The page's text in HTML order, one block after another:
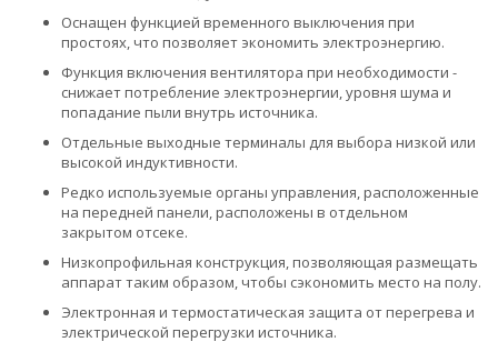
Оснащен функцией временного выключения при
простоях, что позволяет экономить электроэнергию.
Функция включения вентилятора при необходимости -
снижает потребление электроэнергии, уровня шума и
попадание пыли внутрь источника.
Отдельные выходные терминалы для выбора низкой или
высокой индуктивности.
Редко используемые органы управления, расположенные
на передней панели, расположены в отдельном
закрытом отсеке.
Низкопрофильная конструкция , позволяющая размещать
аппарат таким образом, чтобы сэкономить место на полу.
Электронная и термостатическая защита от перегрева и
электрической перегрузки источника.